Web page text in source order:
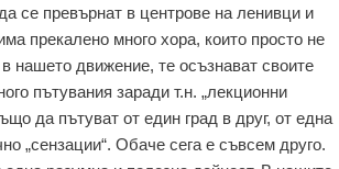
се превърнат в центрове на ленивци и
прекалено много хора, които просто не
движение, те осъзнават своите
пътувания заради т.н. „лекционни
да пътуват от един град в друг, от една
„сензации“. Обаче сега е съвсем друго.